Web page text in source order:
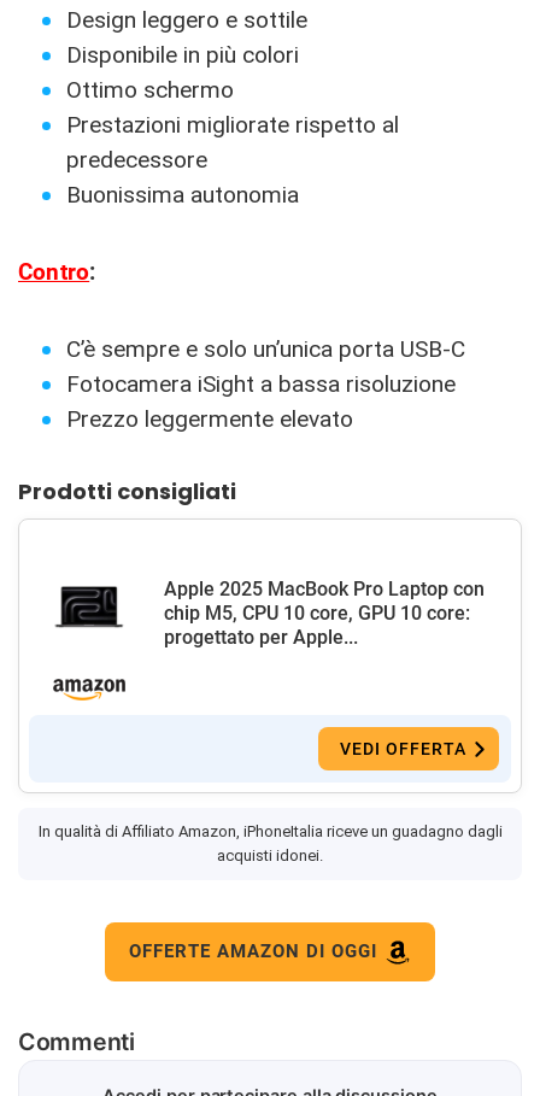
Design leggero e sottile
Disponibile in più colori
Ottimo schermo
Prestazioni migliorate rispetto al
predecessore
Buonissima autonomia
Contro:
C’è sempre e solo un’unica porta USB-C
Fotocamera iSight a bassa risoluzione
Prezzo leggermente elevato
Prodotti consigliati
Apple 2025 MacBook Pro Laptop con
chip M5, CPU 10 core, GPU 10 core:
progettato per Apple...
VEDI OFFERTA
In qualità di Affiliato Amazon, iPhoneItalia riceve un guadagno dagli
acquisti idonei.
OFFERTE AMAZON DI OGGI
Commenti